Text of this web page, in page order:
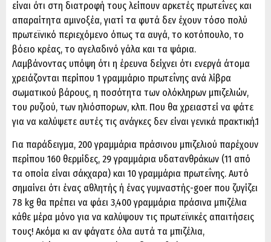
είναι ότι στη διατροφή τους λείπουν αρκετές πρωτεΐνες και
απαραίτητα αμινοξέα, γιατί τα φυτά δεν έχουν τόσο πολύ
πρωτεϊνικό περιεχόμενο όπως τα αυγά, το κοτόπουλο, το
βόειο κρέας, το αγελαδινό γάλα και τα ψάρια.
Λαμβάνοντας υπόψη ότι η έρευνα δείχνει ότι ενεργά άτομα
χρειάζονται περίπου 1 γραμμάριο πρωτεΐνης ανά λίβρα
σωματικού βάρους, η ποσότητα των ολόκληρων μπιζελιών,
του ρυζιού, των ηλιόσπορων, κλπ. Που θα χρειαστεί να φάτε
για να καλύψετε αυτές τις ανάγκες δεν είναι γενικά πρακτική.1
Για παράδειγμα, 200 γραμμάρια πράσινου μπιζελιού παρέχουν
περίπου 160 θερμίδες, 29 γραμμάρια υδατανθράκων (11 από
τα οποία είναι σάκχαρα) και 10 γραμμάρια πρωτεΐνης. Αυτό
σημαίνει ότι ένας αθλητής ή ένας γυμναστής-goer που ζυγίζει
78 kg θα πρέπει να φάει 3,400 γραμμάρια πράσινα μπιζέλια
κάθε μέρα μόνο για να καλύψουν τις πρωτεϊνικές απαιτήσεις
τους! Ακόμα κι αν φάγατε όλα αυτά τα μπιζέλια,